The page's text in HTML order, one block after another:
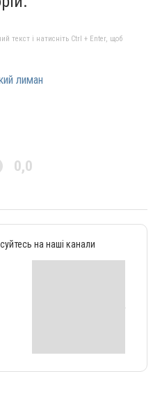
текст і натисніть Ctrl + Enter, щоб
лиман
0,0
на наші канали